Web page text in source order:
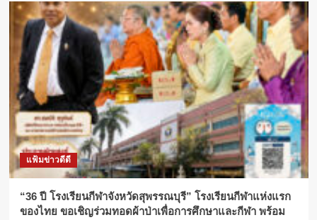
แฟ้มข่าวดีดี
“36 ปี โรงเรียนกีฬาจังหวัดสุพรรณบุรี” โรงเรียนกีฬาแห่งแรก
ของไทย ขอเชิญร่วมทอดผ้าป่าเพื่อการศึกษาและกีฬา พร้อม